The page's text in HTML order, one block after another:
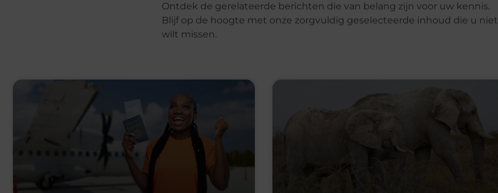
Ontdek de gerelateerde berichten die van belang zijn voor uw kennis.
Blijf op de hoogte met onze zorgvuldig geselecteerde inhoud die u niet
wilt missen.